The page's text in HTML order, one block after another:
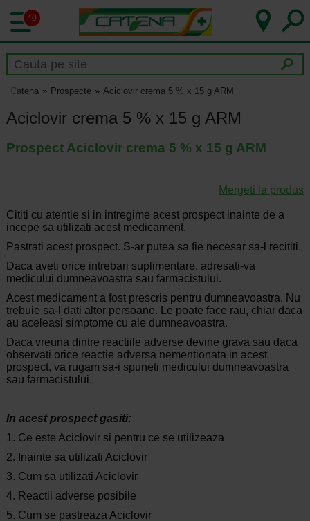
40
Catena Prospecte Aciclovir crema 5 % x 15 g ARM
Aciclovir crema 5 % x 15 g ARM
Prospect Aciclovir crema 5 % x 15 g ARM
Mergeti la produs
Cititi cu atentie si in intregime acest prospect inainte de a
incepe sa utilizati acest medicament.
Pastrati acest prospect. S-ar putea sa fie necesar sa-l recititi.
Daca aveti orice intrebari suplimentare, adresati-va
medicului dumneavoastra sau farmacistului.
Acest medicament a fost prescris pentru dumneavoastra. Nu
trebuie sa-l dati altor persoane. Le poate face rau, chiar daca
au aceleasi simptome cu ale dumneavoastra.
Daca vreuna dintre reactiile adverse devine grava sau daca
observati orice reactie adversa nementionata in acest
prospect, va rugam sa-i spuneti medicului dumneavoastra
sau farmacistului.
In acest prospect gasiti:
1. Ce este Aciclovir si pentru ce se utilizeaza
2. Inainte sa utilizati Aciclovir
3. Cum sa utilizati Aciclovir
4. Reactii adverse posibile
5. Cum se pastreaza Aciclovir